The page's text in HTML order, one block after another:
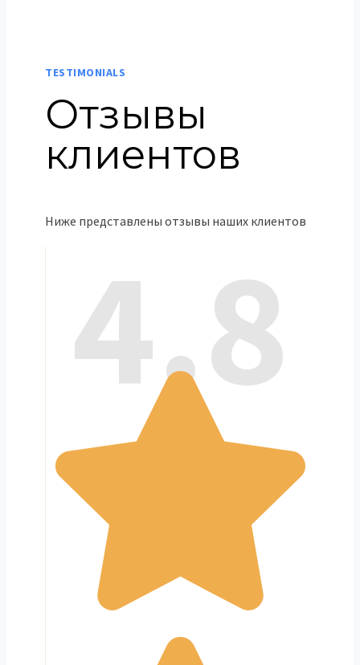
TESTIMONIALS
Отзывы
клиентов
Ниже представлены отзывы наших клиентов
4.8